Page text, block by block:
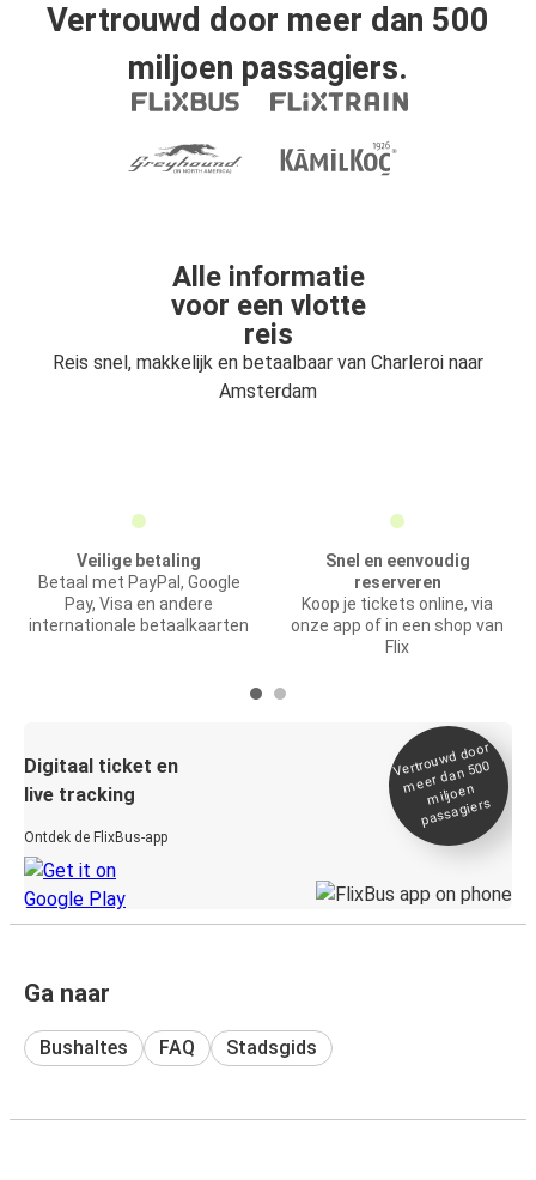
Vertrouwd door meer dan 500
miljoen passagiers.
Alle informatie
voor een vlotte
reis
Reis snel, makkelijk en betaalbaar van Charleroi naar
Amsterdam
Veilige betaling
Betaal met PayPal, Google
Pay, Visa en andere
internationale betaalkaarten
Snel en eenvoudig
reserveren
Koop je tickets online, via
onze app of in een shop van
Flix
Digitaal ticket en
live tracking
Ontdek de FlixBus-app
Vertrou
wd door
meer dan 500
miljoen
passagiers
Ga naar
Bushaltes FAQ Stadsgids